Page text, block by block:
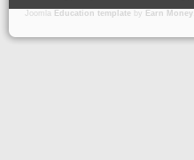
Joomla Education template by Earn Money